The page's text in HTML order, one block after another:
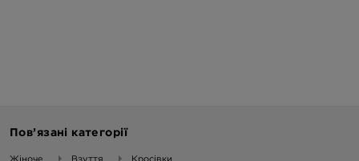
Пов’язані категорії
Жіноче Взуття Кросівки